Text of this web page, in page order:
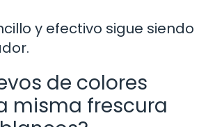
y efectivo sigue siendo
de colores
misma frescura